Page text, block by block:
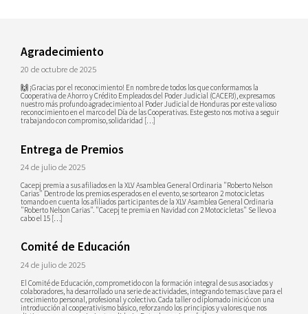
Agradecimiento
20 de octubre de 2025
🙌 ¡Gracias por el reconocimiento! En nombre de todos los que conformamos la
Cooperativa de Ahorro y Crédito Empleados del Poder Judicial (CACEPJ), expresamos
nuestro más profundo agradecimiento al Poder Judicial de Honduras por este valioso
reconocimiento en el marco del Día de las Cooperativas. Este gesto nos motiva a seguir
trabajando con compromiso, solidaridad […]
Entrega de Premios
24 de julio de 2025
Cacepj premia a sus afiliados en la XLV Asamblea General Ordinaria "Roberto Nelson
Carias" Dentro de los premios esperados en el evento, se sortearon 2 motocicletas
tomando en cuenta los afiliados participantes de la XLV Asamblea General Ordinaria
"Roberto Nelson Carias". "Cacepj te premia en Navidad con 2 Motocicletas" Se llevo a
cabo el 15 […]
Comité de Educación
24 de julio de 2025
El Comité de Educación, comprometido con la formación integral de sus asociados y
colaboradores, ha desarrollado una serie de actividades, integrando temas clave para el
crecimiento personal, profesional y colectivo. Cada taller o diplomado inició con una
introducción al cooperativismo básico, reforzando los principios y valores que nos